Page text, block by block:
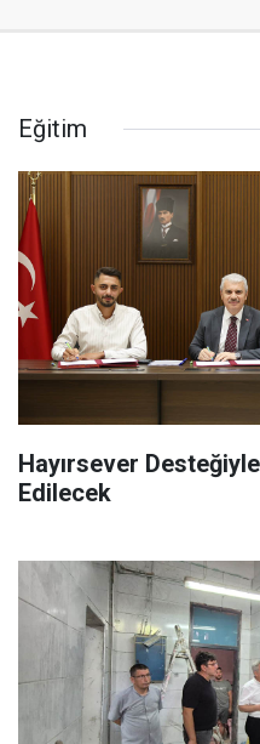
Eğitim
Hayırsever
Edilecek